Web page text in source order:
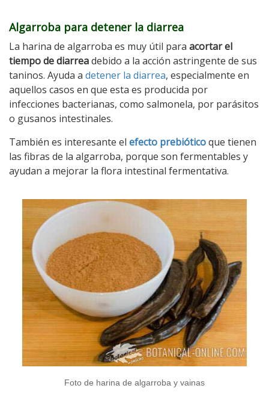
Algarroba para detener la diarrea
La harina de algarroba es muy útil para acortar el
tiempo de diarreadebido a la acción astringente de sus
taninos. Ayuda a detener la diarrea, especialmente en
aquellos casos en que esta es producida por
infecciones bacterianas, como salmonela, por parásitos
o gusanos intestinales.
También es interesante el efecto prebióticoque tienen
las fibras de la algarroba, porque son fermentables y
ayudan a mejorar la flora intestinal fermentativa.
Foto de harina de algarroba y vainas